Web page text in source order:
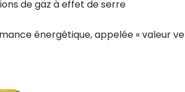
de gaz à effet de serre
énergétique, appelée « valeur